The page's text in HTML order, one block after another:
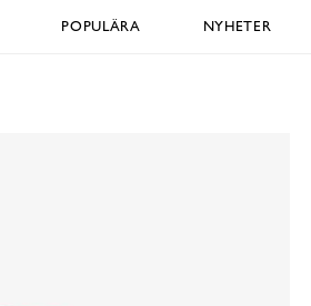
POPULÄRA NYHETER